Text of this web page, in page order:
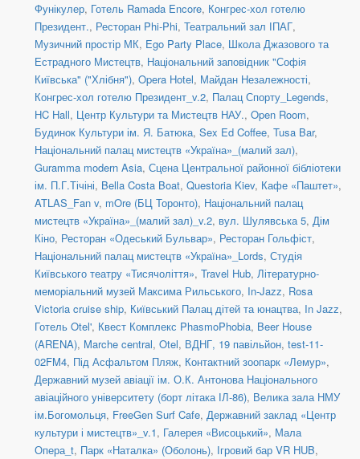
Фунікулер, Готель Ramada Encore, Конгрес-хол готелю
Президент., Ресторан Phi-Phi, Театральний зал ІПАГ,
Музичний простір МК, Ego Party Place, Школа Джазового та
Естрадного Мистецтв, Національний заповідник "Софія
Київська" ("Хлібня"), Opera Hotel, Майдан Незалежності,
Конгрес-хол готелю Президент_v.2, Палац Спорту_Legends,
HC Hall, Центр Культури та Мистецтв НАУ., Open Room,
Будинок Культури ім. Я. Батюка, Sex Ed Coffee, Tusa Bar,
Національний палац мистецтв «Україна»_(малий зал),
Guramma modern Asia, Сцена Центральної районної бібліотеки
ім. П.Г.Тічіні, Bella Costa Boat, Questoria Kiev, Кафе «Паштет»,
ATLAS_Fan v, mOre (БЦ Торонто), Національний палац
мистецтв «Україна»_(малий зал)_v.2, вул. Шулявська 5, Дім
Кіно, Ресторан «Одеський Бульвар», Ресторан Гольфіст,
Національний палац мистецтв «Україна»_Lords, Студія
Київського театру «Тисячоліття», Travel Hub, Літературно-
меморіальний музей Максима Рильського, In-Jazz, Rosa
Victoria cruise ship, Київський Палац дітей та юнацтва, In Jazz,
Готель Otel', Квест Комплекс PhasmoPhobia, Beer House
(ARENA), Marche central, Otel, ВДНГ, 19 павільйон, test-11-
02FM4, Під Асфальтом Пляж, Контактний зоопарк «Лемур»,
Державний музей авіації ім. О.К. Антонова Національного
авіаційного університету (борт літака ІЛ-86), Велика зала НМУ
ім.Богомольця, FreeGen Surf Cafe, Державний заклад «Центр
культури і мистецтв»_v.1, Галерея «Висоцький», Мала
Опера_t, Парк «Наталка» (Оболонь), Ігровий бар VR HUB,